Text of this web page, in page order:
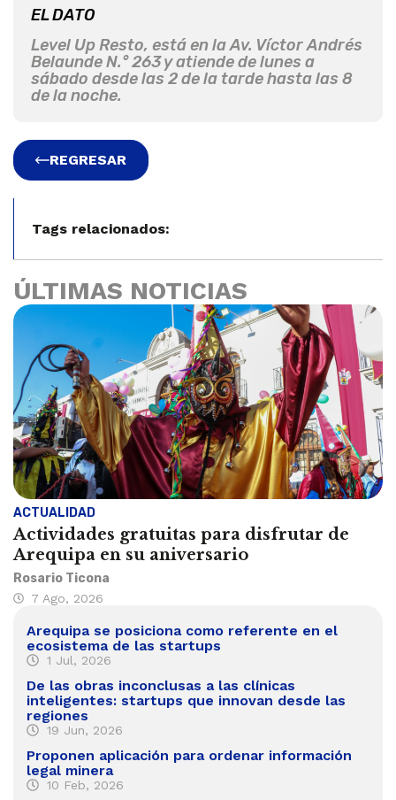
EL DATO
Level Up Resto, está en la Av. Víctor Andrés
Belaunde N.° 263 y atiende de lunes a
sábado desde las 2 de la tarde hasta las 8
de la noche.
REGRESAR
Tags relacionados:
ÚLTIMAS NOTICIAS
ACTUALIDAD
Actividades gratuitas para disfrutar de
Arequipa en su aniversario
Rosario Ticona
7 Ago, 2026
Arequipa se posiciona como referente en el
ecosistema de las startups
1 Jul, 2026
De las obras inconclusas a las clínicas
inteligentes: startups que innovan desde las
regiones
19 Jun, 2026
Proponen aplicación para ordenar información
legal minera
10 Feb, 2026